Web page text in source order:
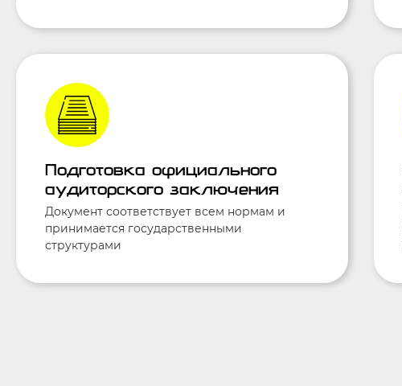
Подготовка официального
аудиторского заключения
Документ соответствует всем нормам и
принимается государственными
структурами